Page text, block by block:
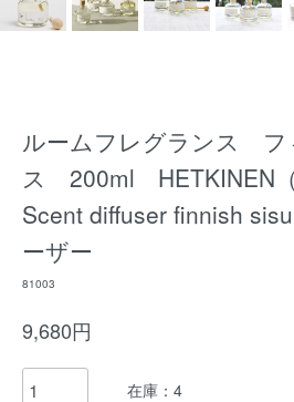
ルームフレグランス フ
ス 200ml HETKINEN（
Scent diffuser finnish
ーザー
81003
9,680円
在庫：4